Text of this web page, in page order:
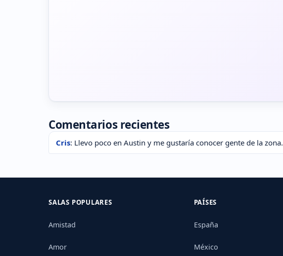
Comentarios recientes
Cris: Llevo poco en Austin y me gustaría conocer gente de la zona.
SALAS POPULARES
Amistad
Amor
PAÍSES
España
México